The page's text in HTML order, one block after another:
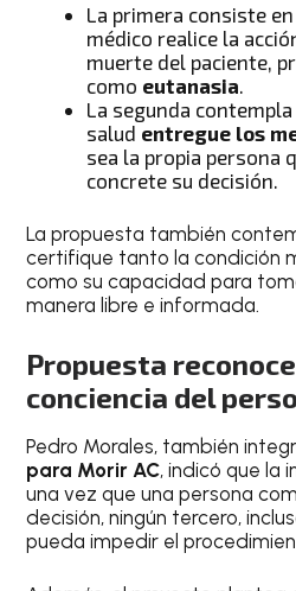
La primera consiste
médico realice la
muerte del paciente,
como eutanasia
La segunda
salud entregue los
sea la propia persona
concrete su decisión.
La propuesta también
certifique tanto la condición
como su capacidad para
manera libre e informada.
Propuesta
conciencia del
Pedro Morales, también
para Morir AC, indicó que la
una vez que una persona
decisión, ningún tercero,
pueda impedir el